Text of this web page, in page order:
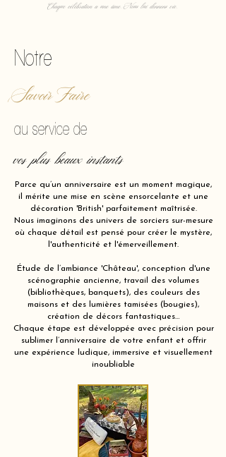
Chaque célébration a une âme. Nous lui donnons vie.
Notre
Savoir Faire
au service de
vos plus beaux instants
Parce qu’un anniversaire est un moment magique,
il mérite une mise en scène ensorcelante et une
décoration 'British' parfaitement maîtrisée.
Nous imaginons des univers de sorciers sur-mesure
où chaque détail est pensé pour créer le mystère,
l'authenticité et l'émerveillement.
Étude de l’ambiance 'Château', conception d'une
scénographie ancienne, travail des volumes
(bibliothèques, banquets), des couleurs des
maisons et des lumières tamisées (bougies),
création de décors fantastiques…
Chaque étape est développée avec précision pour
sublimer l’anniversaire de votre enfant et offrir
une expérience ludique, immersive et visuellement
inoubliable